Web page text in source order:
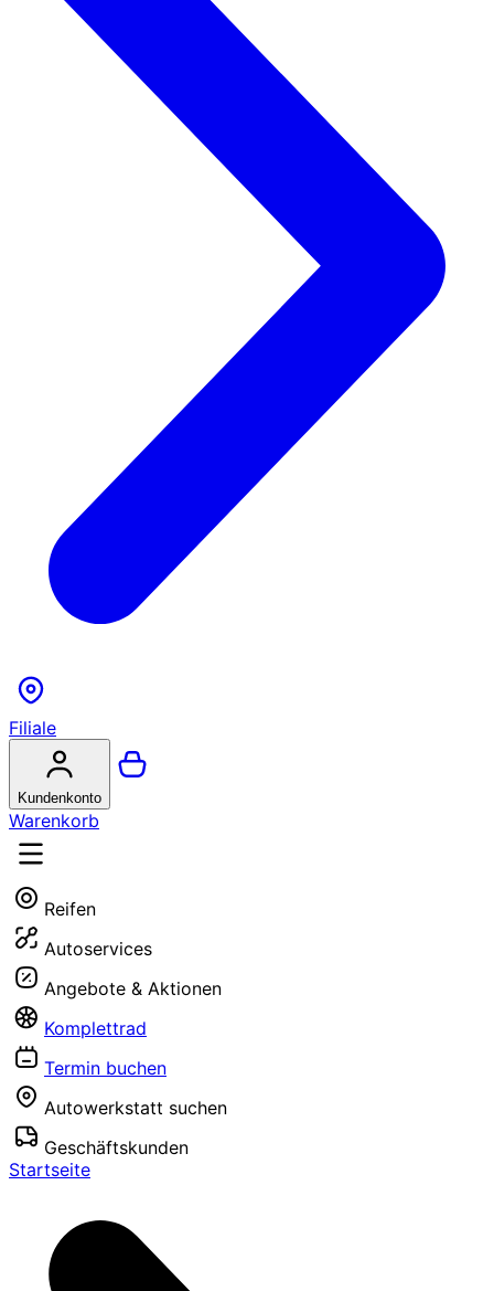
Filiale
Kundenkonto
Warenkorb
Reifen
Autoservices
Angebote & Aktionen
Komplettrad
Termin buchen
Autowerkstatt suchen
Geschäftskunden
Startseite